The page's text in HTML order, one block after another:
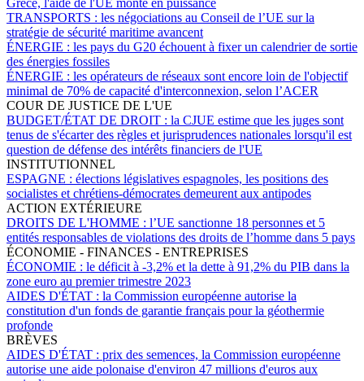
TRANSPORTS : les négociations au Conseil de l’UE sur la
stratégie de sécurité maritime avancent
ÉNERGIE : les pays du G20 échouent à fixer un calendrier de sortie
des énergies fossiles
ÉNERGIE : les opérateurs de réseaux sont encore loin de l'objectif
minimal de 70% de capacité d'interconnexion, selon l’ACER
COUR DE JUSTICE DE L'UE
BUDGET/ÉTAT DE DROIT : la CJUE estime que les juges sont
tenus de s'écarter des règles et jurisprudences nationales lorsqu'il est
question de défense des intérêts financiers de l'UE
INSTITUTIONNEL
ESPAGNE : élections législatives espagnoles, les positions des
socialistes et chrétiens-démocrates demeurent aux antipodes
ACTION EXTÉRIEURE
DROITS DE L'HOMME : l’UE sanctionne 18 personnes et 5
entités responsables de violations des droits de l’homme dans 5 pays
ÉCONOMIE - FINANCES - ENTREPRISES
ÉCONOMIE : le déficit à -3,2% et la dette à 91,2% du PIB dans la
zone euro au premier trimestre 2023
AIDES D'ÉTAT : la Commission européenne autorise la
constitution d'un fonds de garantie français pour la géothermie
profonde
BRÈVES
AIDES D'ÉTAT : prix des semences, la Commission européenne
autorise une aide polonaise d'environ 47 millions d'euros aux